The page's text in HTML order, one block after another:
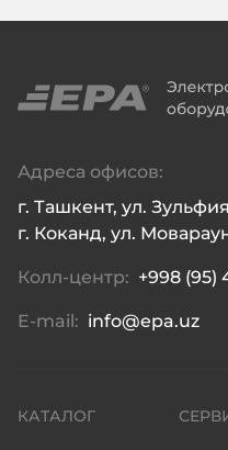
Адреса офисов:
г. Ташкент, ул.
г. Коканд, ул.
Колл-центр: +998
E-mail: info@epa.uz
КАТАЛОГ